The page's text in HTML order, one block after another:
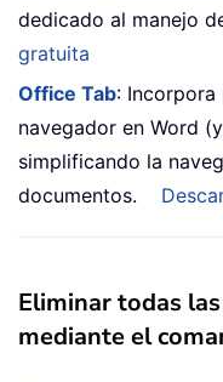
dedicado al manejo
gratuita
Office Tab: Incorpora
navegador en Word
simplificando la
documentos.
Eliminar todas
mediante el